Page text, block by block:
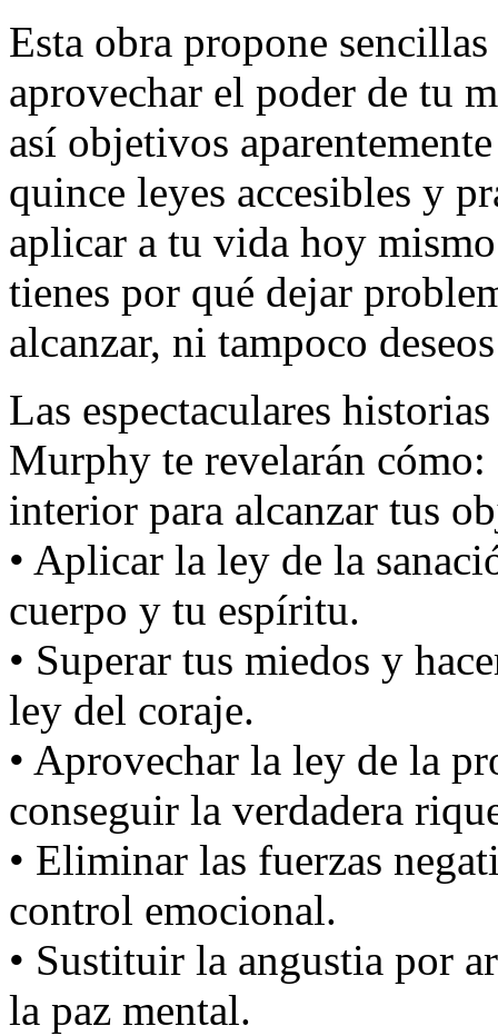
Esta obra propone
aprovechar el poder de tu
así objetivos
quince leyes accesibles y
aplicar a tu vida hoy
tienes por qué dejar
alcanzar, ni tampoco
Las espectaculares
Murphy te revelarán
interior para alcanzar tus
• Aplicar la ley de la
cuerpo y tu espíritu.
• Superar tus miedos y
ley del coraje.
• Aprovechar la ley de la
conseguir la verdadera
• Eliminar las fuerzas
control emocional.
• Sustituir la angustia por
la paz mental.